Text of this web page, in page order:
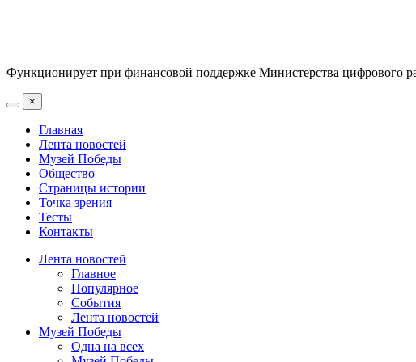
Функционирует при финансовой поддержке Министерства цифрового
×
Главная
Лента новостей
Музей Победы
Общество
Страницы истории
Точка зрения
Тесты
Контакты
Лента новостей
Главное
Популярное
События
Лента новостей
Музей Победы
Одна на всех